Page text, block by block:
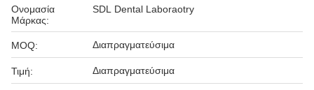
Ονομασία
Μάρκας:
SDL Dental Laboraotry
MOQ: Διαπραγματεύσιμα
Τιμή: Διαπραγματεύσιμα